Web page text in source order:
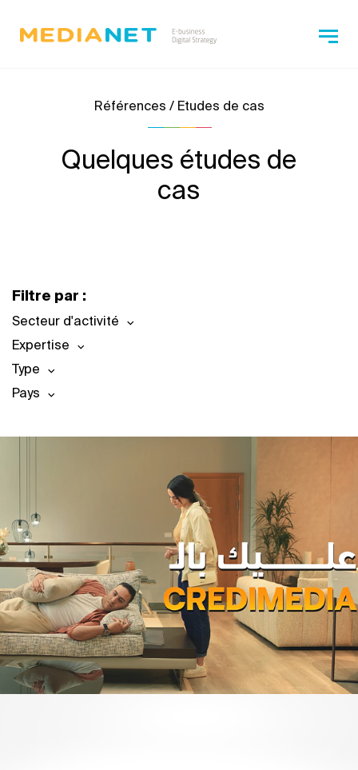
Références / Etudes de cas
Quelques études de
cas
Filtre par :
Secteur d'activité
Expertise
Type
Pays